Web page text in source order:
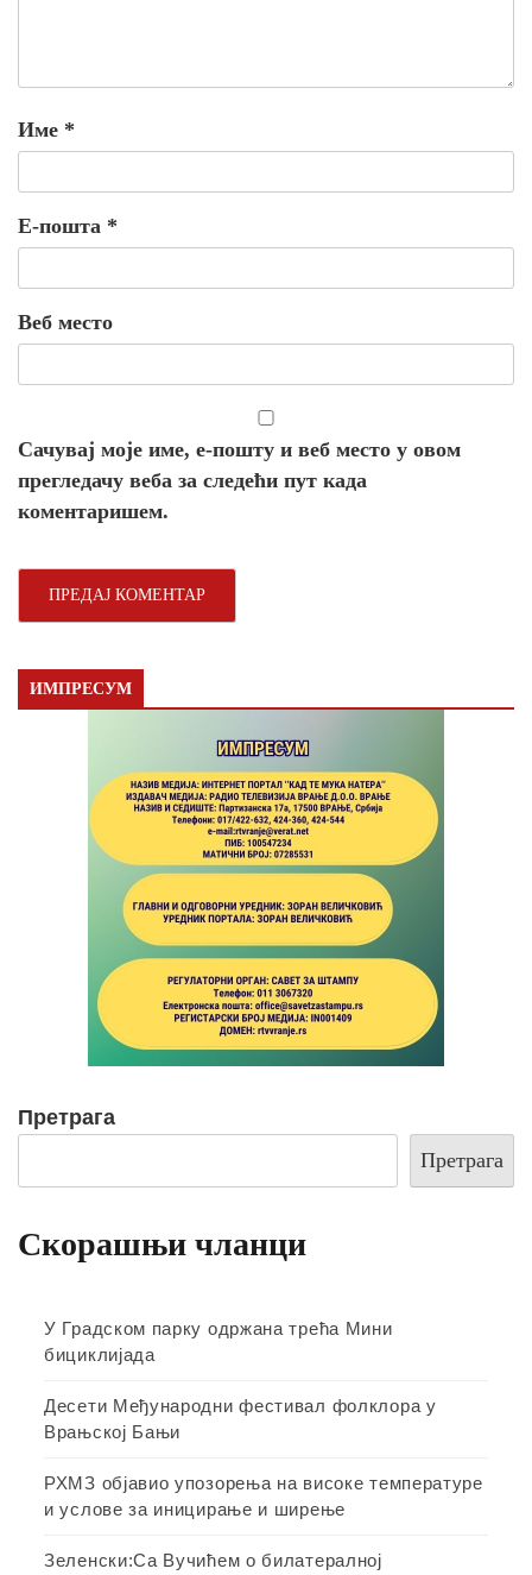
Име *
Е-пошта *
Веб место
Сачувај моје име, е-пошту и веб место у овом
прегледачу веба за следећи пут када
коментаришем.
ИМПРЕСУМ
Претрага
Претрага
Скорашњи чланци
У Градском парку одржана трећа Мини
бициклијада
Десети Међународни фестивал фолклора у
Врањској Бањи
РХМЗ објавио упозорења на високе температуре
и услове за иницирање и ширење
Зеленски:Са Вучићем о билатералној